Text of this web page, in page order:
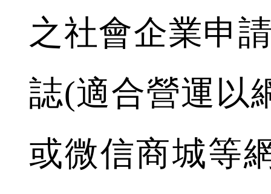
之社會企業申
誌(適合營運以
或微信商城等